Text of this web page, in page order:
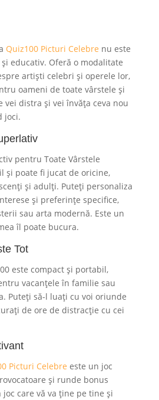
Quiz100 Picturi Celebre nu este
educativ. Oferă o modalitate
artiști celebri și operele lor,
oameni de toate vârstele și
vei distra și vei învăța ceva nou
joci.
pentru Toate Vârstele
și poate fi jucat de oricine,
și adulți. Puteți personaliza
și preferințe specifice,
sau arta modernă. Este un
îl poate bucura.
Tot
este compact și portabil,
vacanțele în familie sau
Puteți să-l luați cu voi oriunde
de ore de distracție cu cei
Picturi Celebre este un joc
și runde bonus
care vă va ține pe tine și